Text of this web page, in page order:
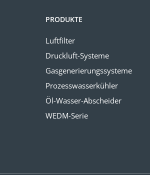
PRODUKTE
Luftfilter
Druckluft-Systeme
Gasgenerierungssysteme
Prozesswasserkühler
Öl-Wasser-Abscheider
WEDM-Serie